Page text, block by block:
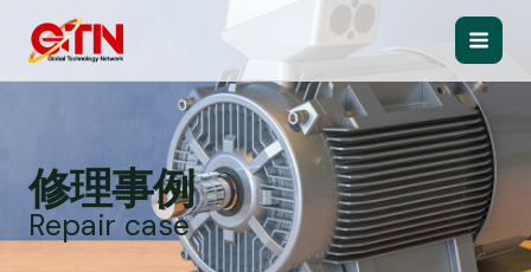
Main
修理事例
Repair case